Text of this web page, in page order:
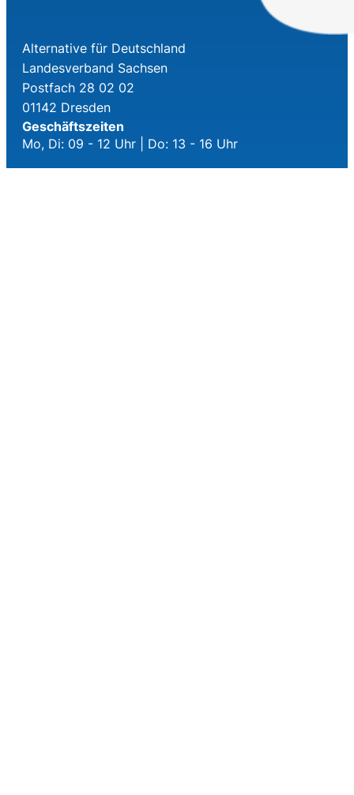
Alternative für Deutschland
Landesverband Sachsen
Postfach 28 02 02
01142 Dresden
Geschäftszeiten
Mo, Di: 09 - 12 Uhr | Do: 13 - 16 Uhr